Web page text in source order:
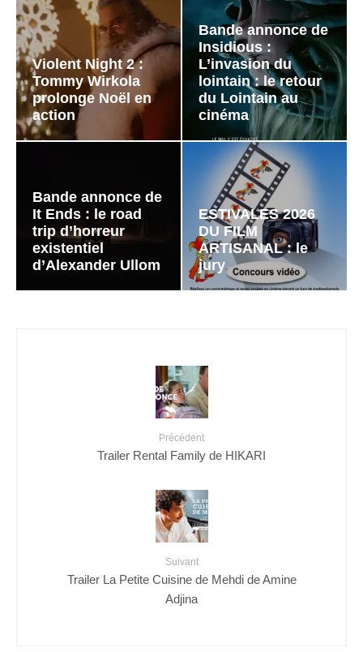
Violent Night 2 :
Tommy Wirkola
prolonge Noël en
action
Bande annonce de
Insidious :
L’invasion du
lointain : le retour
du Lointain au
cinéma
Bande annonce de
It Ends : le road
trip d’horreur
existentiel
d’Alexander Ullom
ESTIVALES 2026
DU FILM
ARTISANAL : le
jury
Précédent
Trailer Rental Family de HIKARI
Suivant
Trailer La Petite Cuisine de Mehdi de Amine
Adjina